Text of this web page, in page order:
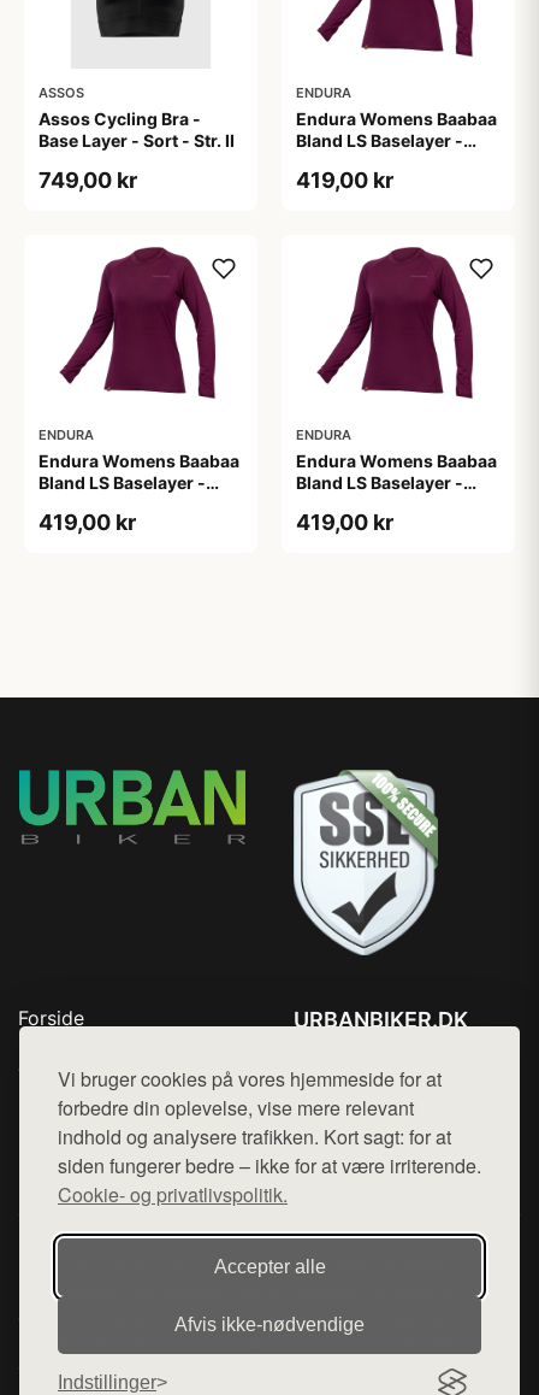
Vi bruger cookies på vores hjemmeside for at
forbedre din oplevelse, vise mere relevant
indhold og analysere trafikken. Kort sagt: for at
siden fungerer bedre – ikke for at være irriterende.
Cookie- og privatlivspolitik.
Accepter alle
Afvis ikke‑nødvendige
Indstillinger
ASSOS
Assos Cycling Bra -
Base Layer - Sort - Str. II
749,00 kr
ENDURA
Endura Womens Baabaa
Bland LS Baselayer -
L
419,00 kr
ENDURA
Endura Womens Baabaa
Bland LS Baselayer -
M
419,00 kr
ENDURA
Endura Womens Baabaa
Bland LS Baselayer -
S
419,00 kr
Forside
Top Rabatter
Blog
Kontakt
URBANBIKER.DK
Mail: hej@want.dk
Cookie- og privatlivspolitik
Denne side er en del af want.dk, der udgiver en række
hjemmesider med præsentation af forskellige produkter fra
diverse webshops. Der sælges ikke varer fra denne side - vi
varerne på lager.